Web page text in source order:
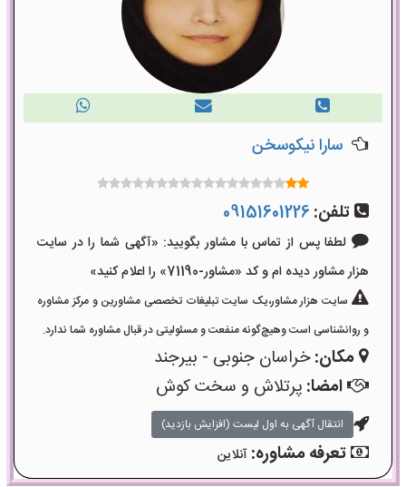
سارا نیکوسخن
تلفن: 09151601226
لطفا پس از تماس با مشاور بگویید: «آگهی شما را در سایت
هزار مشاور دیده ام و کد «مشاور-71190» را اعلام کنید»
سایت هزار مشاور،یک سایت تبلیغات تخصصی مشاورین و مرکز مشاوره
و روانشناسی است وهیچ‌گونه منفعت و مسئولیتی در قبال مشاوره شما ندارد.
مکان:خراسان جنوبی - بیرجند
امضا: پرتلاش و سخت کوش
انتقال آگهی به اول لیست (افزایش بازدید)
تعرفه مشاوره: آنلاین